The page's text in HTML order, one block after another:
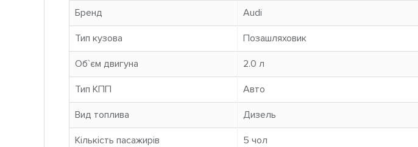
Бренд Audi
Тип кузова Позашляховик
Об`єм двигуна 2.0 л
Тип КПП Авто
Вид топлива Дизель
Кількість пасажирів 5 чoл